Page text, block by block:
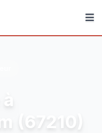
(67210)